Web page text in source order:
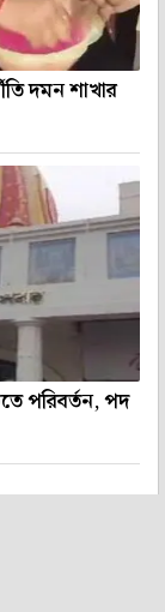
দমন শাখার
পরিবর্তন, পদ